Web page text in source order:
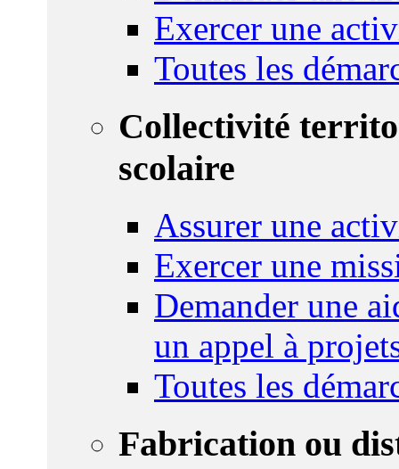
Exercer une
Toutes les
Collectivité
scolaire
Assurer une
Exercer une
Demander une
un appel à
Toutes les
Fabrication ou